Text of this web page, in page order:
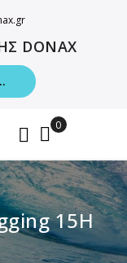
DONAX
15H